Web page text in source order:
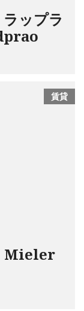
ップラ
賃貸
Mieler